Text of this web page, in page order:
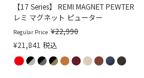
【17 Series】 REMI MAGNET PEWTER
レミ マグネット ピューター
Regular Price ¥22,990
¥21,841 税込